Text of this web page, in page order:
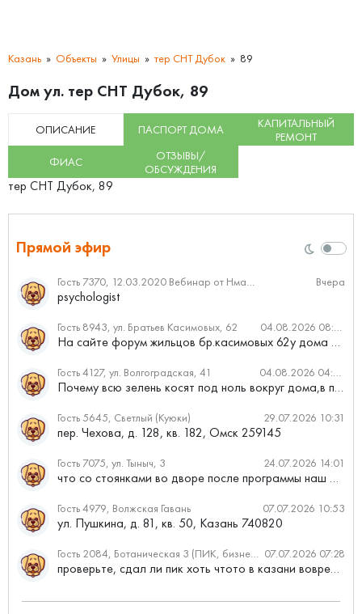
Казань Объекты Улицы тер СНТ Дубок 89
Дом ул. тер СНТ Дубок, 89
ОПИСАНИЕ ПАСПОРТ ДОМА
КАПИТАЛЬНЫЙ
РЕМОНТ
ФИАС
ОТЗЫВЫ/
ОБСУЖДЕНИЯ
тер СНТ Дубок, 89
Прямой эфир
Гость 7370, 12.03.2020 Вебинар от Нмаркет.ПРО: «Актуальное об ипотеке: что нужно знать» Вчера
psychologist
Гость 8943, ул. Братьев Касимовых, 62 04.08.2026 08:34
На сайте форум жильцов бр.касимовых 62у дома растут красивые...
Гость 4127, ул. Волгоградская, 41 04.08.2026 04:46
Почему всю зелень косят под ноль вокруг дома,в полисадниках....
Гость 5645, Светлый (Куюки) 29.07.2026 10:31
пер. Чехова, д. 128, кв. 182, Омск 259145
Гость 7075, ул. Тыныч, 3 24.07.2026 14:01
что со стоянками во дворе после программы наш двор
Гость 4979, Волжская Гавань 07.07.2026 10:53
ул. Пушкина, д. 81, кв. 50, Казань 740820
Гость 2084, Ботаническая 3 (ПИК, бизнес-класс) 07.07.2026 07:28
проверьте, сдал ли пик хоть чтото в казани вовремя?